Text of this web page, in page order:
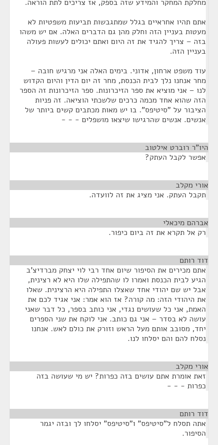
מחלקת המחקר והמידע שזה בספק, אז צריכים לתת הוראה.
אתם תהיו אחראיים בגלל שמתגבשות תביעות משפטיות לא
מעטות בעניין הזה וחלק מהן גם הדברים האלה. אם יש משהו
בזה – צריך להגיד את זה היום ואתם יכולים לעשות פעולה
בעניין הזה.
עוד משפט ארחון, אדוני. בימים האלה אני מרגיש חובה –
מחר אנחנו נלך לבית הכנסת, מחר זה יום הדין והיום הקדוש
לנו – אני מוציא את ספר הזיכרונות. ספר הזיכרונות זה הספר
הזה שהוא אחד מכמה כרכים שלשכתי הוציאה. זה פניות
הציבור על "סיטיפס". בו יש מאות מכתבים קשים ביותר של
אנשים. אנשים שהרגישו שיצאו מושפלים - - -
היו"ר רוברט אילטוב
אפשר לקבל העתק?
אורי מקלב
תקבל העתק. אני מציג את זה לוועדה.
אברהם מיכאלי
רק אל תקרא את זה ביום כיפור.
דוד רותם
אתם מכירים את הסיפור שיום אחד רבי לוי יצחק מברדיצ'ב
הגיע לבית הכנסת ואמרו לו שהתפילה שלו היא לא רצינית,
אבל יש שם יהודי אחד שאצלו התפילה היא הרצינית. שאלו
את היהודי הזה: מה קורה? אז הוא אמר: אני אגיד לכם את
האמת, אני כל שעושים נגדי, אני כותב בספר, כל דבר שאני
עושה לא בסדר – אני גם כותב. אני לוקח את שני הספרים
יחד, מסובב אותם מעל הראש וזורק את כולם לאש. אנחנו
נסלח להם והם יסלחו לנו.
אורי מקלב
זאת אומרת אתם עושים בזה כפרות? יש מי שעושה בזה
כפרות - - -
דוד רותם
אתה תסלח ל"סיטיפס" ו"סיטיפס" יסלחו לך ובזה יגמר
הסיפור.